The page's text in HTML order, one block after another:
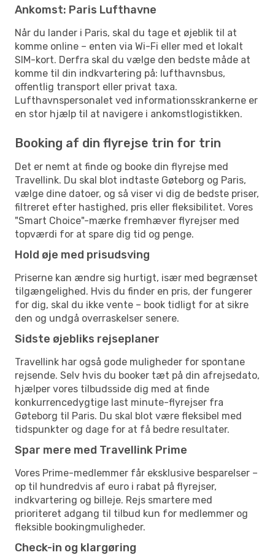
Ankomst: Paris Lufthavne
Når du lander i Paris, skal du tage et øjeblik til at
komme online – enten via Wi-Fi eller med et lokalt
SIM-kort. Derfra skal du vælge den bedste måde at
komme til din indkvartering på: lufthavnsbus,
offentlig transport eller privat taxa.
Lufthavnspersonalet ved informationsskrankerne er
en stor hjælp til at navigere i ankomstlogistikken.
Booking af din flyrejse trin for trin
Det er nemt at finde og booke din flyrejse med
Travellink. Du skal blot indtaste Gøteborg og Paris,
vælge dine datoer, og så viser vi dig de bedste priser,
filtreret efter hastighed, pris eller fleksibilitet. Vores
"Smart Choice"-mærke fremhæver flyrejser med
topværdi for at spare dig tid og penge.
Hold øje med prisudsving
Priserne kan ændre sig hurtigt, især med begrænset
tilgængelighed. Hvis du finder en pris, der fungerer
for dig, skal du ikke vente – book tidligt for at sikre
den og undgå overraskelser senere.
Sidste øjebliks rejseplaner
Travellink har også gode muligheder for spontane
rejsende. Selv hvis du booker tæt på din afrejsedato,
hjælper vores tilbudsside dig med at finde
konkurrencedygtige last minute-flyrejser fra
Gøteborg til Paris. Du skal blot være fleksibel med
tidspunkter og dage for at få bedre resultater.
Spar mere med Travellink Prime
Vores Prime-medlemmer får eksklusive besparelser –
op til hundredvis af euro i rabat på flyrejser,
indkvartering og billeje. Rejs smartere med
prioriteret adgang til tilbud kun for medlemmer og
fleksible bookingmuligheder.
Check-in og klargøring